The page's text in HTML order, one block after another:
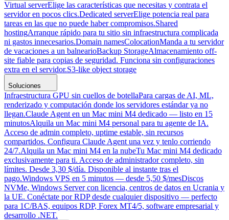
Virtual serverElige las características que necesitas y contrata el
servidor en pocos clics.Dedicated serverElige potencia real para
tareas en las que no puede haber compromisos.Shared
hostingArranque rápido para tu sitio sin infraestructura complicada
ni gastos innecesarios.Domain namesColocationManda a tu servidor
de vacaciones a un balnearioBackup StorageAlmacenamiento off-
site fiable para copias de seguridad. Funciona sin configuraciones
extra en el servidor.S3-like object storage
Soluciones
Infraestructura GPU sin cuellos de botellaPara cargas de AI, ML,
renderizado y computación donde los servidores estándar ya no
llegan.Claude Agent en un Mac mini M4 dedicado — listo en 15
minutosAlquila un Mac mini M4 personal para tu agente de IA.
Acceso de admin completo, uptime estable, sin recursos
compartidos. Configura Claude Agent una vez y tenlo corriendo
24/7.Alquila un Mac mini M4 en la nubeTu Mac mini M4 dedicado
exclusivamente para ti. Acceso de administrador completo, sin
límites. Desde 3,30 $/día. Disponible al instante tras el
pago.Windows VPS en 5 minutos — desde 5,50 $/mesDiscos
NVMe, Windows Server con licencia, centros de datos en Ucrania y
la UE. Conéctate por RDP desde cualquier dispositivo — perfecto
para 1C/BAS, equipos RDP, Forex MT4/5, software empresarial y
desarrollo .NET.